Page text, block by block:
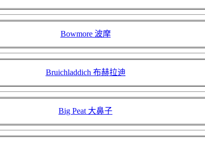
Bowmore 波摩
Bruichladdich 布赫拉迪
Big Peat 大鼻子